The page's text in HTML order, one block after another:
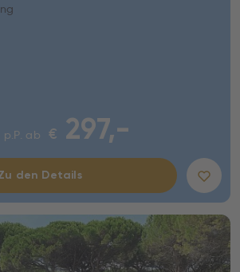
p.P. ab € 297,-
den Details